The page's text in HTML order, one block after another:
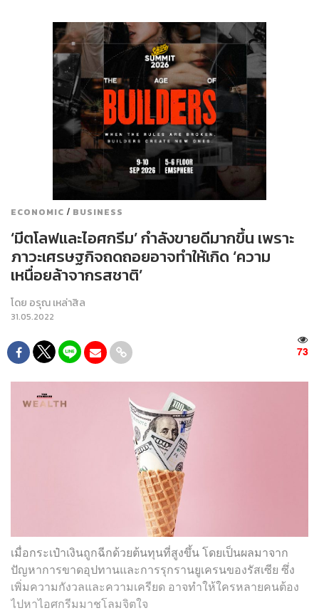
ECONOMIC / BUSINESS
‘มีตโลฟและไอศกรีม’ กำลังขายดีมากขึ้น เพราะ
ภาวะเศรษฐกิจถดถอยอาจทำให้เกิด ‘ความ
เหนื่อยล้าจากรสชาติ’
โดย อรุณ เหล่าสิล
31.05.2022
73
เมื่อกระเป๋าเงินถูกฉีกด้วยต้นทุนที่สูงขึ้น โดยเป็นผลมาจาก
ปัญหาการขาดอุปทานและการรุกรานยูเครนของรัสเซีย ซึ่ง
เพิ่มความกังวลและความเครียด อาจทำให้ใครหลายคนต้อง
ไปหาไอศกรีมมาชโลมจิตใจ